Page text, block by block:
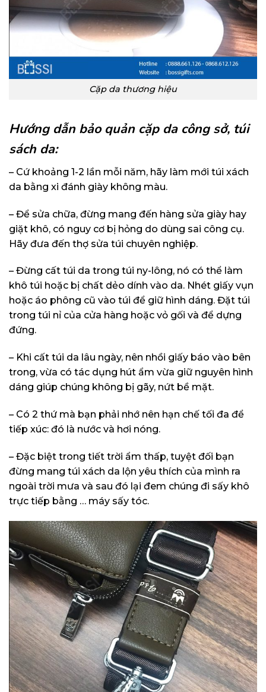
Cặp da thương hiệu
Hướng dẫn bảo quản cặp da công sở, túi
sách da:
– Cứ khoảng 1-2 lần mỗi năm, hãy làm mới túi xách
da bằng xi đánh giày không màu.
– Để sửa chữa, đừng mang đến hàng sửa giày hay
giặt khô, có nguy cơ bị hỏng do dùng sai công cụ.
Hãy đưa đến thợ sửa túi chuyên nghiệp.
– Đừng cất túi da trong túi ny-lông, nó có thể làm
khô túi hoặc bị chất dẻo dính vào da. Nhét giấy vụn
hoặc áo phông cũ vào túi để giữ hình dáng. Đặt túi
trong túi nỉ của cửa hàng hoặc vỏ gối và để dựng
đứng.
– Khi cất túi da lâu ngày, nên nhồi giấy báo vào bên
trong, vừa có tác dụng hút ẩm vừa giữ nguyên hình
dáng giúp chúng không bị gãy, nứt bề mặt.
– Có 2 thứ mà bạn phải nhớ nên hạn chế tối đa để
tiếp xúc: đó là nước và hơi nóng.
– Đặc biệt trong tiết trời ẩm thấp, tuyệt đối bạn
đừng mang túi xách da lộn yêu thích của mình ra
ngoài trời mưa và sau đó lại đem chúng đi sấy khô
trực tiếp bằng … máy sấy tóc.